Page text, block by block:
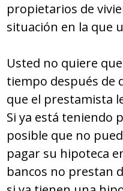
propietarios de
situación en la que
Usted no quiere
tiempo después de
que el prestamista
Si ya está teniendo
posible que no
pagar su hipoteca
bancos no prestan